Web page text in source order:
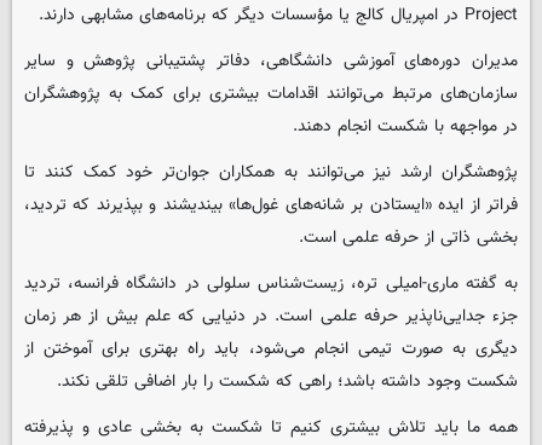
Project در امپریال کالج یا مؤسسات دیگر که برنامه‌های مشابهی دارند.
مدیران دوره‌های آموزشی دانشگاهی، دفاتر پشتیبانی پژوهش و سایر
سازمان‌های مرتبط می‌توانند اقدامات بیشتری برای کمک به پژوهشگران
در مواجهه با شکست انجام دهند.
پژوهشگران ارشد نیز می‌توانند به همکاران جوان‌تر خود کمک کنند تا
فراتر از ایده «ایستادن بر شانه‌های غول‌ها» بیندیشند و بپذیرند که تردید،
بخشی ذاتی از حرفه علمی است.
به گفته ماری-امیلی تره، زیست‌شناس سلولی در دانشگاه فرانسه، تردید
جزء جدایی‌ناپذیر حرفه علمی است. در دنیایی که علم بیش از هر زمان
دیگری به صورت تیمی انجام می‌شود، باید راه بهتری برای آموختن از
شکست وجود داشته باشد؛ راهی که شکست را بار اضافی تلقی نکند.
همه ما باید تلاش بیشتری کنیم تا شکست به بخشی عادی و پذیرفته